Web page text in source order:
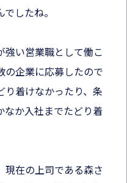
したね。
強い営業職として働こ
の企業に応募したので
り着けなかったり、条
なか入社までたどり着
現在の上司である森さ